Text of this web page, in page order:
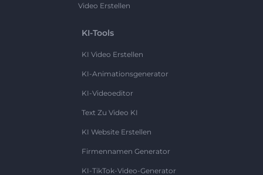
Video Erstellen
KI-Tools
KI Video Erstellen
KI-Animationsgenerator
KI-Videoeditor
Text Zu Video KI
KI Website Erstellen
Firmennamen Generator
KI-TikTok-Video-Generator